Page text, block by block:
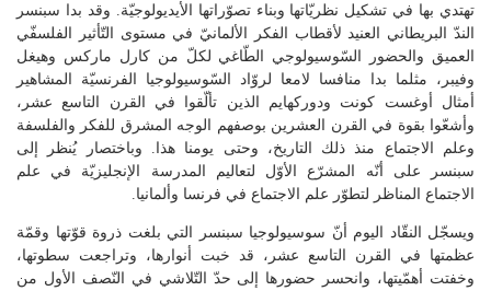
تهتدي بها في تشكيل نظريّاتها وبناء تصوّراتها الأيديولوجيّة. وقد بدا سبنسر
الندّ البريطاني العنيد لأقطاب الفكر الألمانيّ في مستوى التّأثير الفلسفّي
العميق والحضور السّوسيولوجي الطّاغي لكلّ من كارل ماركس وهيغل
وفيبر، مثلما بدا منافسا لامعا لروّاد السّوسيولوجيا الفرنسيّة المشاهير
أمثال أوغست كونت ودوركهايم الذين تألّقوا في القرن التاسع عشر،
وأشعّوا بقوة في القرن العشرين بوصفهم الوجه المشرق للفكر والفلسفة
وعلم الاجتماع منذ ذلك التاريخ، وحتى يومنا هذا. وباختصار يُنظر إلى
سبنسر على أنّه المشرّع الأوّل لتعاليم المدرسة الإنجليزيّة في علم
الاجتماع المناظر لتطوّر علم الاجتماع في فرنسا وألمانيا.
ويسجّل النقّاد اليوم أنّ سوسيولوجيا سبنسر التي بلغت ذروة قوّتها وقمّة
عظمتها في القرن التاسع عشر، قد خبت أنوارها، وتراجعت سطوتها،
وخفتت أهمّيتها، وانحسر حضورها إلى حدّ التّلاشي في النّصف الأول من